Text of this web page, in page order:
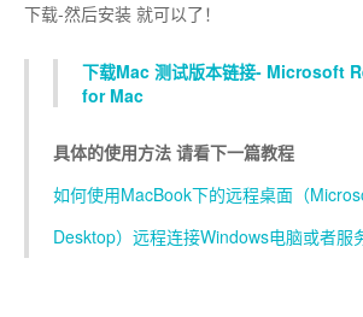
下载-然后安装 就可以了！
下载Mac 测试版本链接- Microsoft
for Mac
具体的使用方法 请看下一篇教程
如何使用MacBook下的远程桌面（
Desktop）远程连接Windows电脑或者服